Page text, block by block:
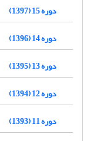
دوره 15 (1397)
دوره 14 (1396)
دوره 13 (1395)
دوره 12 (1394)
دوره 11 (1393)